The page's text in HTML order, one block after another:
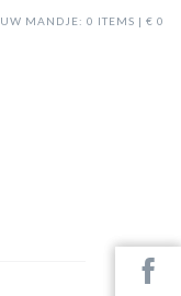
UW MANDJE: 0 ITEMS | € 0